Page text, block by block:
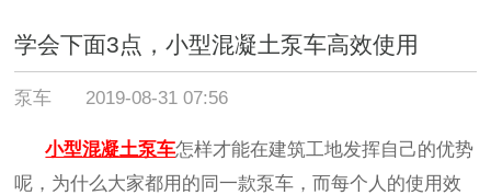
学会下面3点，小型混凝土泵车高效使用
泵车 2019-08-31 07:56
小型混凝土泵车怎样才能在建筑工地发挥自己的优势
呢，为什么大家都用的同一款泵车，而每个人的使用效